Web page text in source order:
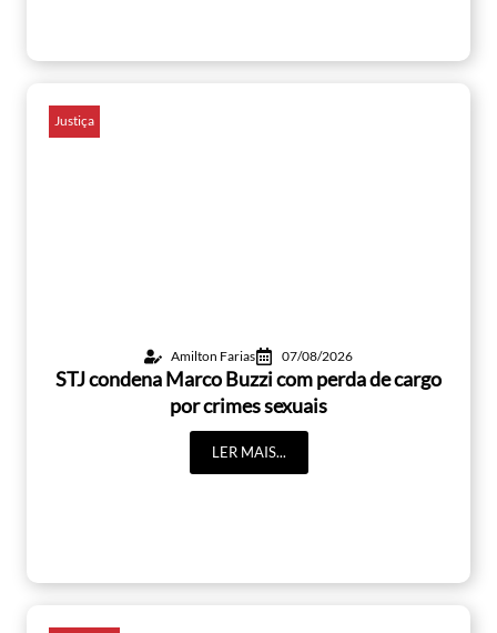
Justiça
Amilton Farias 07/08/2026
STJ condena Marco Buzzi com perda de cargo
por crimes sexuais
LER MAIS...